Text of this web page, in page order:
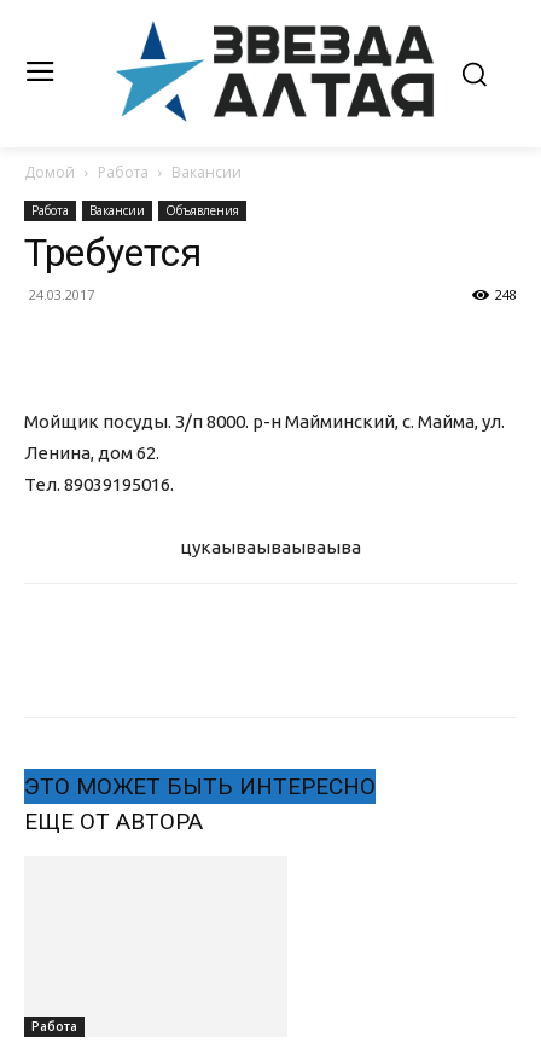
Домой Работа Вакансии
Работа Вакансии Объявления
Требуется
24.03.2017 248
Мойщик посуды. З/п 8000. р-н Майминский, с. Майма, ул.
Ленина, дом 62.
Тел. 89039195016.
цукаываываываыва
ЭТО МОЖЕТ БЫТЬ ИНТЕРЕСНО
ЕЩЕ ОТ АВТОРА
Работа